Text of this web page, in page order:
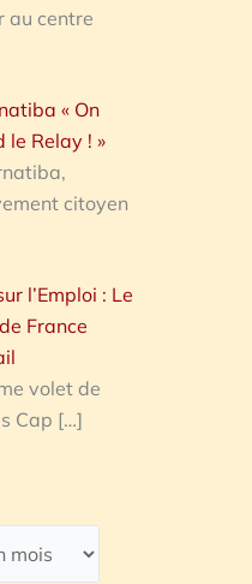
au centre
« On
le Relay ! »
citoyen
l’Emploi : Le
France
volet de
Cap […]